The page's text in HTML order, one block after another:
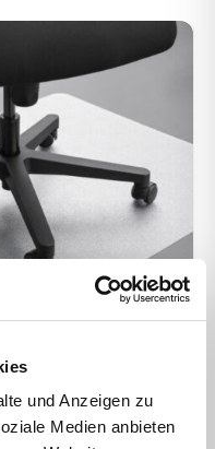
und Anzeigen zu
Medien anbieten